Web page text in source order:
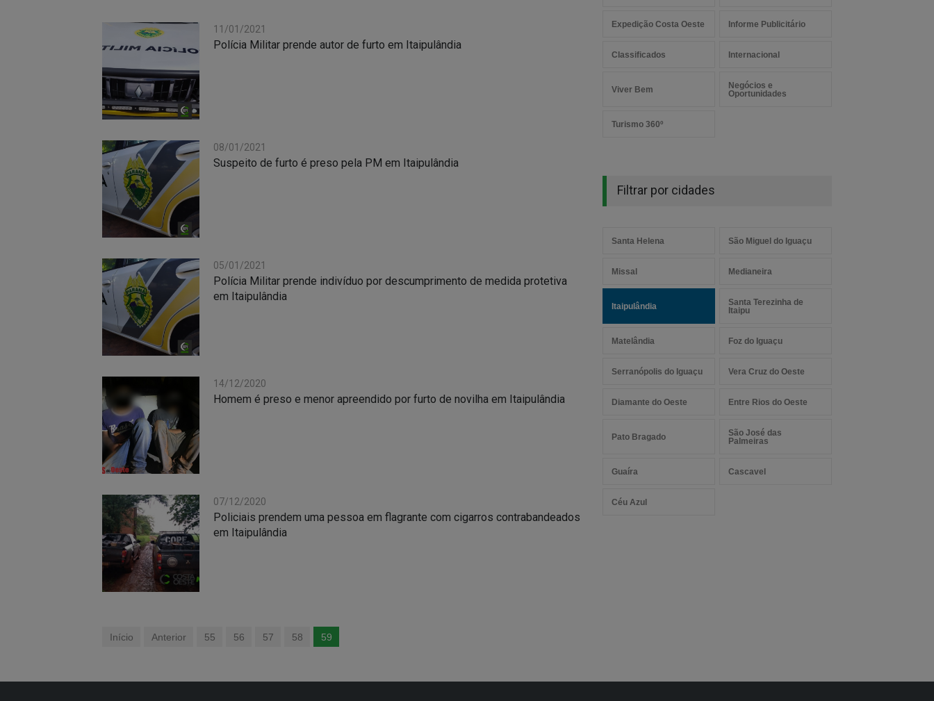
11/01/2021
Polícia Militar prende autor de furto em Itaipulândia
08/01/2021
Suspeito de furto é preso pela PM em Itaipulândia
05/01/2021
Polícia Militar prende indivíduo por descumprimento de medida protetiva
em Itaipulândia
14/12/2020
Homem é preso e menor apreendido por furto de novilha em Itaipulândia
07/12/2020
Policiais prendem uma pessoa em flagrante com cigarros contrabandeados
em Itaipulândia
Início Anterior 55 56 57 58 59
Expedição Costa Oeste Informe Publicitário
Classificados Internacional
Viver Bem
Negócios e
Oportunidades
Turismo 360º
Filtrar por cidades
Santa Helena São Miguel do Iguaçu
Missal Medianeira
Itaipulândia
Santa Terezinha de
Itaipu
Matelândia Foz do Iguaçu
Serranópolis do Iguaçu Vera Cruz do Oeste
Diamante do Oeste Entre Rios do Oeste
Pato Bragado
São José das
Palmeiras
Guaíra Cascavel
Céu Azul